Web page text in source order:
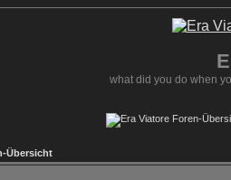
what did you do when
Übersicht